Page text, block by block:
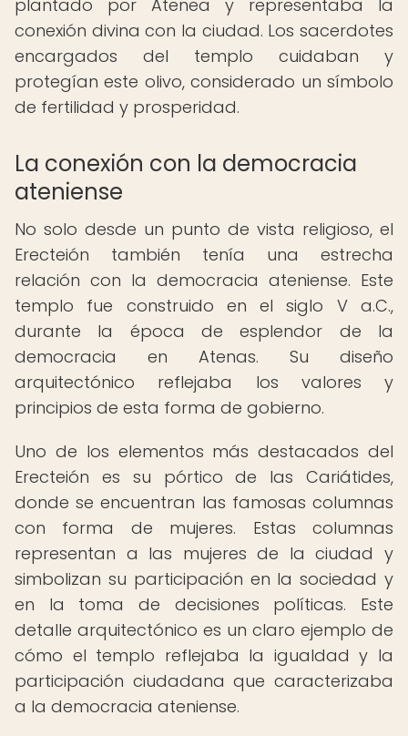
plantado por Atenea y representaba la
conexión divina con la ciudad. Los sacerdotes
encargados del templo cuidaban y
protegían este olivo, considerado un símbolo
de fertilidad y prosperidad.
La conexión con la democracia
ateniense
No solo desde un punto de vista religioso, el
Erecteión también tenía una estrecha
relación con la democracia ateniense. Este
templo fue construido en el siglo V a.C.,
durante la época de esplendor de la
democracia en Atenas. Su diseño
arquitectónico reflejaba los valores y
principios de esta forma de gobierno.
Uno de los elementos más destacados del
Erecteión es su pórtico de las Cariátides,
donde se encuentran las famosas columnas
con forma de mujeres. Estas columnas
representan a las mujeres de la ciudad y
simbolizan su participación en la sociedad y
en la toma de decisiones políticas. Este
detalle arquitectónico es un claro ejemplo de
cómo el templo reflejaba la igualdad y la
participación ciudadana que caracterizaba
a la democracia ateniense.